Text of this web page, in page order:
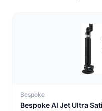
Bespoke
Bespoke AI Jet Ultra